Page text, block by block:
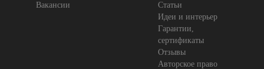
Вакансии
Статьи
Идеи и интерьер
Гарантии,
сертификаты
Отзывы
Авторское право